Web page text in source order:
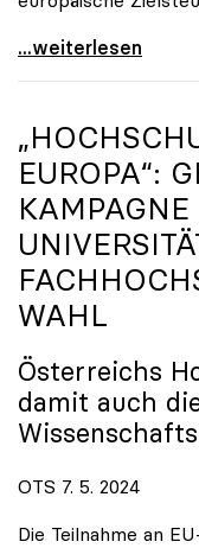
Europa hat
...weiterlesen
EUROPA“:
KAMPAGNE
WAHL
Österreichs
damit auch
OTS 7. 5. 2024
Die Teilnahme an